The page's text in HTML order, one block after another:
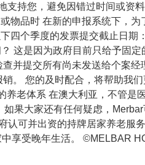
持您，避免因错过时间或资
物品时 在新的申报系统下，
四个季度的发票提交截止日期
这是因为政府目前只给予固
并提交所有尚未发送给个案
。 您的及时配合，将帮助我
老体系 在澳大利亚，不管是
果大家还有任何疑虑，
可并出资的持牌居家养老服
享受晚年生活。 ©MELBAR